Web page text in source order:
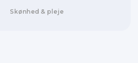
Skønhed & pleje